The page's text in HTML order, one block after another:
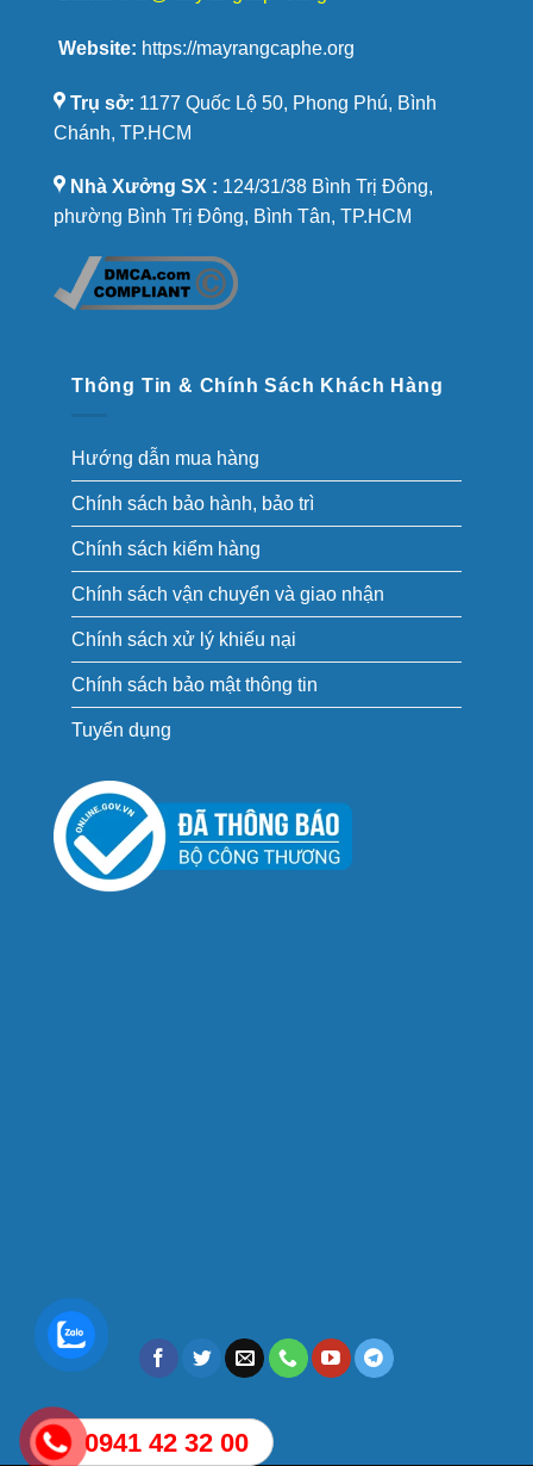
0941 42 32 00
Website: https://mayrangcaphe.org
Trụ sở: 1177 Quốc Lộ 50, Phong Phú, Bình
Chánh, TP.HCM
Nhà Xưởng SX : 124/31/38 Bình Trị Đông,
phường Bình Trị Đông, Bình Tân, TP.HCM
Thông Tin & Chính Sách Khách Hàng
Hướng dẫn mua hàng
Chính sách bảo hành, bảo trì
Chính sách kiểm hàng
Chính sách vận chuyển và giao nhận
Chính sách xử lý khiếu nại
Chính sách bảo mật thông tin
Tuyển dụng